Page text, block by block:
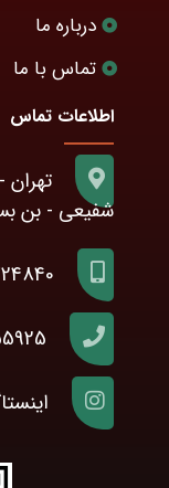
درباره ما
تماس با ما
اطلاعات تماس
شفیعی - بن